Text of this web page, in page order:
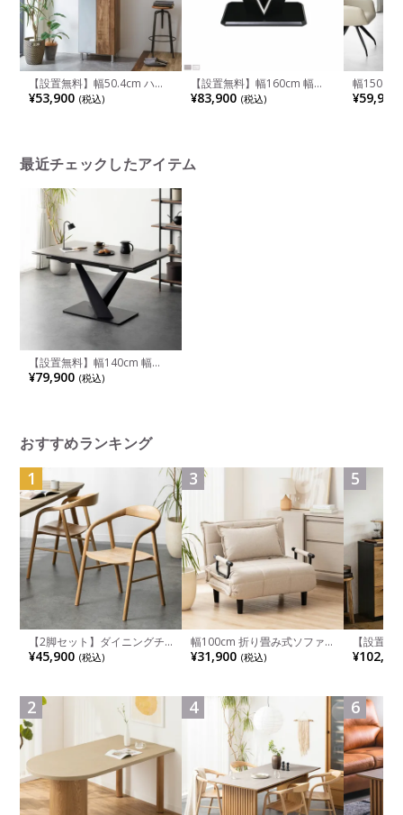
【設置無料】幅50.4cm ハイ
タイプ シューズボックス 日
本製 リアル 木目調 姿見付き
¥53,900 (税込)
【設置無料】幅160cm 幅
200cm 伸長式ダイニングテ
ーブル セラミック天板 食卓
¥83,900 (税込)
幅150cm
ル 石目調
理石調 テ
¥59,900
最近チェックしたアイテム
【設置無料】幅140cm 幅
170cm 幅200cm 伸長式ダイ
ニングテーブル おしゃれ セ
¥79,900 (税込)
おすすめランキング
1
【2脚セット】ダイニングチ
ェア 木製 LUGA 肘付き チェ
ア 天然木 リビング椅子 板座
ュラル ブラウン 完成品
¥45,900 (税込)
2
3
幅100cm 折り畳み式ソファ
ベッド コンパクト リクライ
ニング カウチスタイル 省ス
¥31,900 (税込)
4
5
【設置
チンカウ
板 引き出
れ ウッデ
ル グレー
6